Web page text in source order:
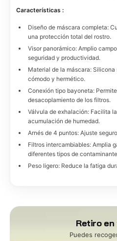
Características :
Diseño de máscara completa:
una protección total del rostro.
Visor panorámico: Amplio
seguridad y productividad.
Material de la máscara:
cómodo y hermético.
Conexión tipo bayoneta:
desacoplamiento de los filtros.
Válvula de exhalación: Facilita
acumulación de humedad.
Arnés de 4 puntos: Ajuste
Filtros intercambiables: Amplia
diferentes tipos de
Peso ligero: Reduce la fatiga
Retiro
Puedes